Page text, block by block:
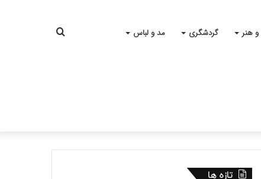
هنر گردشگری مد و لباس جستجو
تازه ها